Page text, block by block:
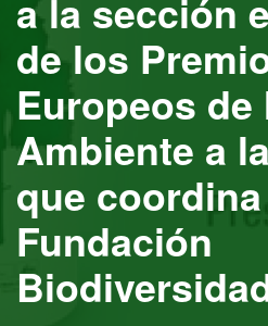
a la sección
de los
Europeos de
Ambiente a
que
Fundación